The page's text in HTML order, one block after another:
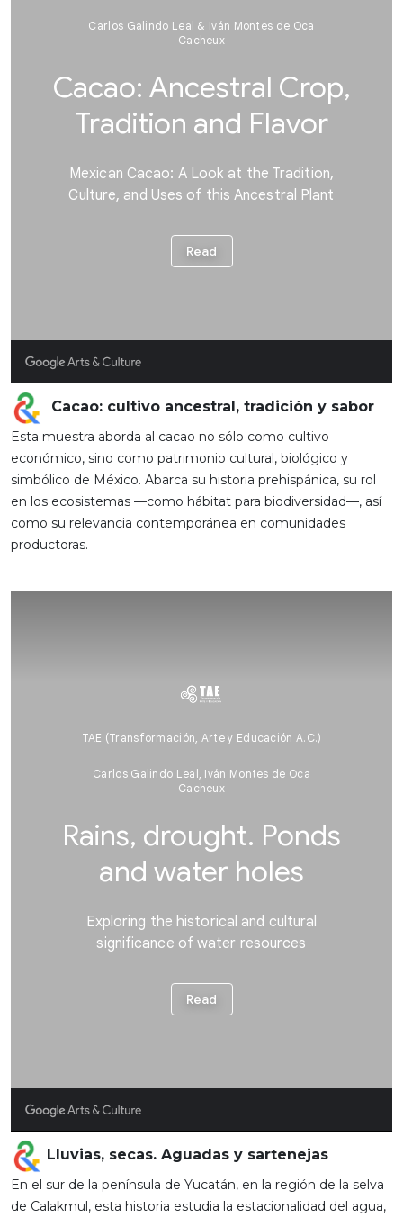
Cacao: cultivo ancestral, tradición y sabor
Esta muestra aborda al cacao no sólo como cultivo
económico, sino como patrimonio cultural, biológico y
simbólico de México. Abarca su historia prehispánica, su rol
en los ecosistemas —como hábitat para biodiversidad—, así
como su relevancia contemporánea en comunidades
productoras.
Lluvias, secas. Aguadas y sartenejas
En el sur de la península de Yucatán, en la región de la selva
de Calakmul, esta historia estudia la estacionalidad del agua,